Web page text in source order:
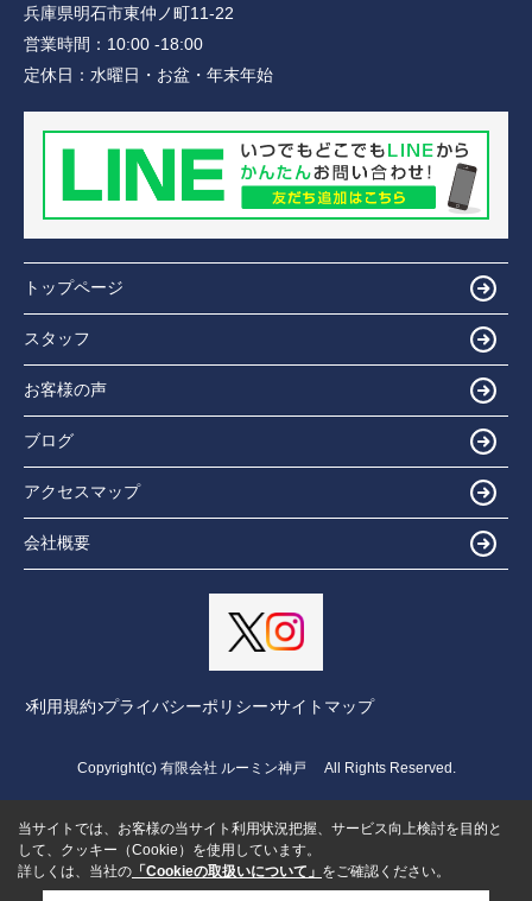
兵庫県明石市東仲ノ町11-22
営業時間： 10:00 -18:00
定休日： 水曜日・お盆・年末年始
トップページ
スタッフ
お客様の声
ブログ
アクセスマップ
会社概要
利用規約 プライバシーポリシー サイトマップ
Copyright(c) 有限会社 ルーミン神戸 All Rights Reserved.
当サイトでは、お客様の当サイト利用状況把握、サービス向上検討を目的と
して、クッキー（Cookie）を使用しています。
詳しくは、当社の 「Cookieの取扱いについて」 をご確認ください。